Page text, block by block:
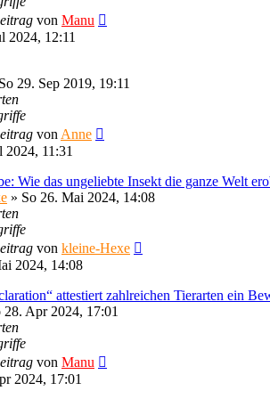
von Manu
2024, 12:11
So 29. Sep 2019, 19:11
von Anne
2024, 11:31
Wie das ungeliebte Insekt die ganze Welt
» So 26. Mai 2024, 14:08
von kleine-Hexe
2024, 14:08
attestiert zahlreichen Tierarten ein
28. Apr 2024, 17:01
von Manu
2024, 17:01